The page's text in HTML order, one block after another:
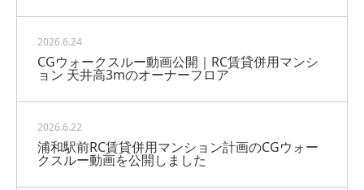
2026.6.24
CGウォークスルー動画公開｜RC賃貸併用マンシ
ョン 天井高3mのオーナーフロア
2026.6.22
浦和駅前RC賃貸併用マンション計画のCGウォー
クスルー動画を公開しました